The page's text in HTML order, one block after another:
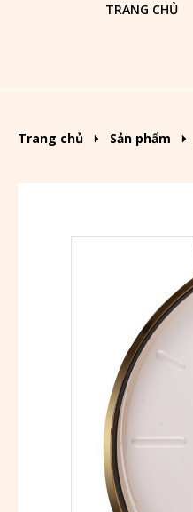
TRANG CHỦ
Trang chủ Sản phẩm